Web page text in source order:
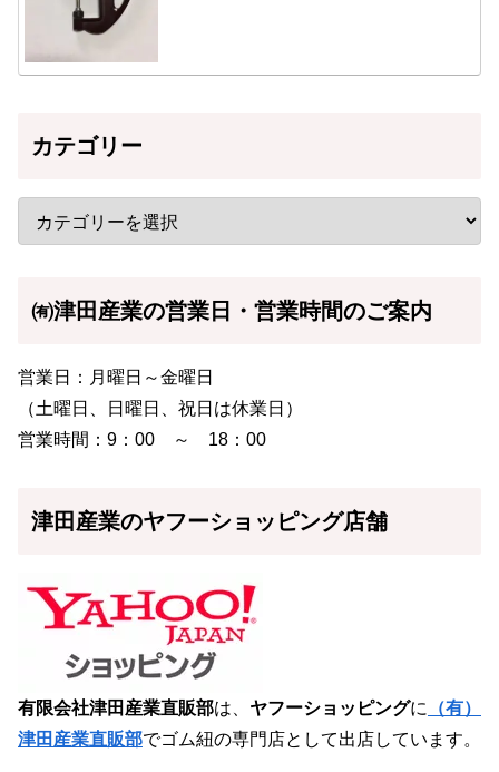
カテゴリー
㈲津田産業の営業日・営業時間のご案内
営業日：月曜日～金曜日
（土曜日、日曜日、祝日は休業日）
営業時間：9：00 ～ 18：00
津田産業のヤフーショッピング店舗
有限会社津田産業直販部は、 ヤフーショッピングに
（有）
津田産業直販部でゴム紐の専門店として出店しています。